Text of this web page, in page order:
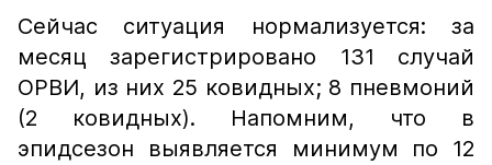
Сейчас ситуация нормализуется: за
месяц зарегистрировано 131 случай
ОРВИ, из них 25 ковидных; 8 пневмоний
(2 ковидных). Напомним, что в
эпидсезон выявляется минимум по 12